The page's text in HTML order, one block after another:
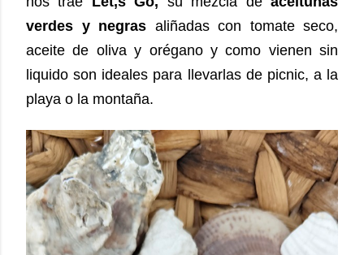
verdes y negras aliñadas con tomate seco,
aceite de oliva y orégano y como vienen sin
liquido son ideales para llevarlas de picnic, a la
playa o la montaña.